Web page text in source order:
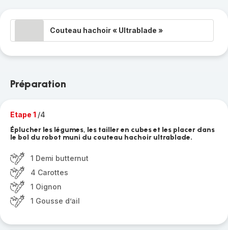
Couteau hachoir « Ultrablade »
Préparation
Etape 1 /4
Éplucher les légumes, les tailler en cubes et les placer dans
le bol du robot muni du couteau hachoir ultrablade.
1 Demi butternut
4 Carottes
1 Oignon
1 Gousse d’ail